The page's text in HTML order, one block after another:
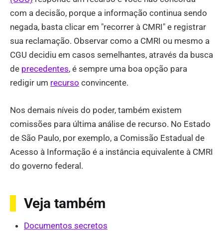
com a decisão, porque a informação continua sendo
negada, basta clicar em "recorrer à CMRI" e registrar
sua reclamação. Observar como a CMRI ou mesmo a
CGU decidiu em casos semelhantes, através da busca
de precedentes, é sempre uma boa opção para
redigir um recurso convincente.
Nos demais níveis do poder, também existem
comissões para última análise de recurso. No Estado
de São Paulo, por exemplo, a Comissão Estadual de
Acesso à Informação é a instância equivalente à CMRI
do governo federal.
Veja também
Documentos secretos